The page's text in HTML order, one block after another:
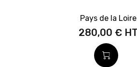
Pays de la Loire
280,00 €